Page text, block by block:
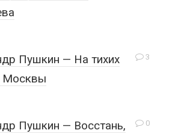
3
Пушкин — На тихих
Москвы
0
Пушкин — Восстань,